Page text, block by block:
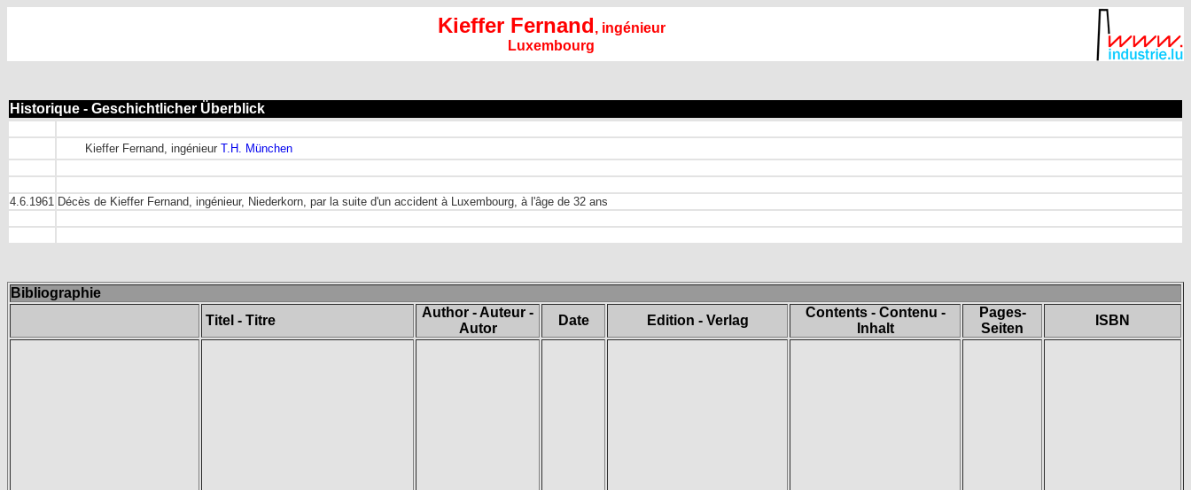
Kieffer Fernand, ingénieur
Luxembourg
Historique - Geschichtlicher Überblick
Kieffer Fernand, ingénieur T.H. München
4.6.1961 Décès de Kieffer Fernand, ingénieur, Niederkorn, par la suite d'un accident à Luxembourg, à l'âge de 32 ans
Bibliographie
Titel - Titre
Author - Auteur -
Autor
Date Edition - Verlag
Contents - Contenu -
Inhalt
Pages-
Seiten
ISBN